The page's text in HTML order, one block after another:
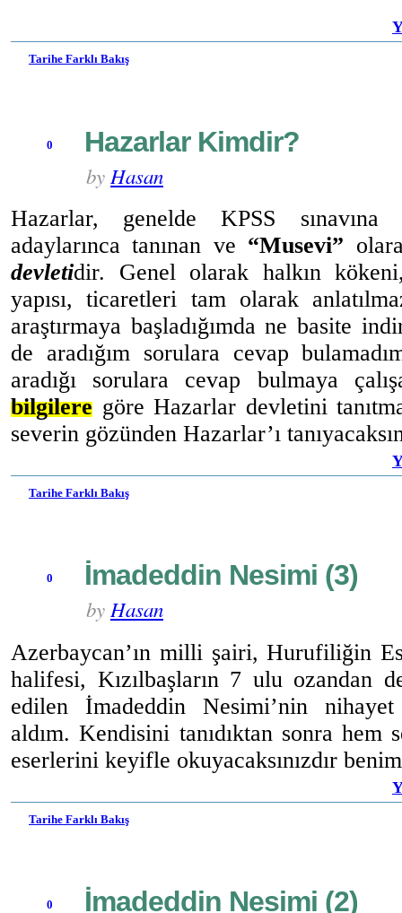
Tarihe Farklı Bakış
0 Hazarlar Kimdir?
by Hasan
Hazarlar, genelde KPSS sınavına
adaylarınca tanınan ve “Musevi”
devletidir. Genel olarak halkın
yapısı, ticaretleri tam olarak
araştırmaya başladığımda ne basite
de aradığım sorulara cevap
aradığı sorulara cevap bulmaya
bilgilere göre Hazarlar devletini
severin gözünden Hazarlar’ı
Tarihe Farklı Bakış
0 İmadeddin Nesimi (3)
by Hasan
Azerbaycan’ın milli şairi, Hurufiliğin
halifesi, Kızılbaşların 7 ulu ozandan
edilen İmadeddin Nesimi’nin
aldım. Kendisini tanıdıktan sonra hem
eserlerini keyifle okuyacaksınızdır
Tarihe Farklı Bakış
0 İmadeddin Nesimi (2)